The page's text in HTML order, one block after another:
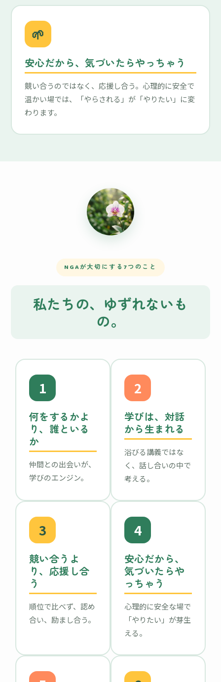
🌱
安心だから、気づいたらやっちゃう
競い合うのではなく、応援し合う。心理的に安全で
温かい場では、「やらされる」が「やりたい」に変
わります。
NGAが大切にする7つのこと
私たちの、ゆずれないも
の。
1
何をするかよ
り、誰といる
か
仲間との出会いが、
学びのエンジン。
2
学びは、対話
から生まれる
浴びる講義ではな
く、話し合いの中で
考える。
3
競い合うよ
り、応援し合
う
順位で比べず、認め
合い、励まし合う。
4
安心だから、
気づいたらや
っちゃう
心理的に安全な場で
「やりたい」が芽生
える。